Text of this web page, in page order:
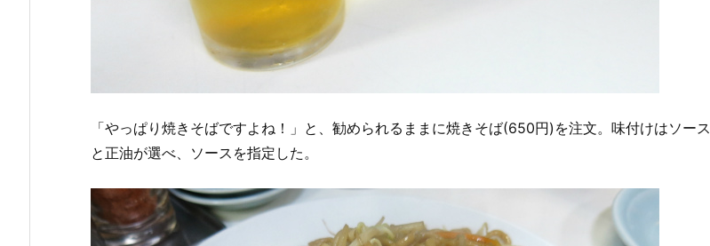
「やっぱり焼きそばですよね！」と、勧められるままに焼きそば(650円)を注文。味付けはソース
と正油が選べ、ソースを指定した。